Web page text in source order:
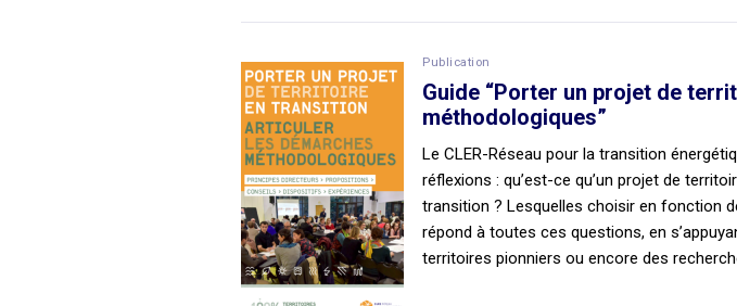
Publication
Guide “Porter un projet de
méthodologiques”
Le CLER-Réseau pour la transition
réflexions : qu’est-ce qu’un projet de
transition ? Lesquelles choisir en fonction
répond à toutes ces questions, en
territoires pionniers ou encore des